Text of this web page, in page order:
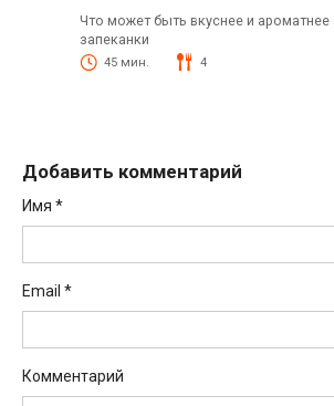
Что может быть вкуснее и ароматнее
запеканки
45 мин. 4
Добавить комментарий
Имя *
Email *
Комментарий